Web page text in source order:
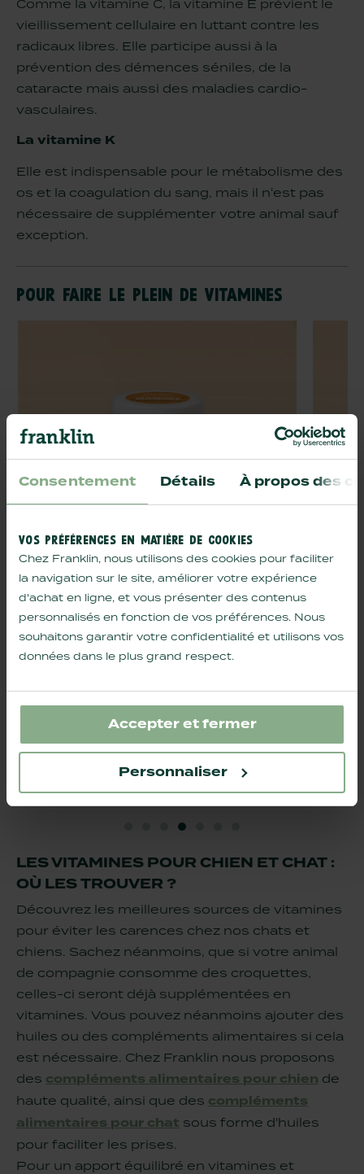
Consentement Détails À propos des
VOS PRÉFÉRENCES EN MATIÈRE DE COOKIES
Chez Franklin, nous utilisons des cookies pour faciliter
la navigation sur le site, améliorer votre expérience
d'achat en ligne, et vous présenter des contenus
personnalisés en fonction de vos préférences. Nous
souhaitons garantir votre confidentialité et utilisons vos
données dans le plus grand respect.
Accepter et fermer
Personnaliser
Comme la vitamine C, la vitamine E prévient le
vieillissement cellulaire en luttant contre les
radicaux libres. Elle participe aussi à la
prévention des démences séniles, de la
cataracte mais aussi des maladies cardio-
vasculaires.
La vitamine K
Elle est indispensable pour le métabolisme des
os et la coagulation du sang, mais il n'est pas
nécessaire de supplémenter votre animal sauf
exception.
POUR FAIRE LE PLEIN DE VITAMINES
compléments tout-en-un chien
gummies multivitamines
AJOUTER AU PANIER
14,90€
LES VITAMINES POUR CHIEN ET CHAT :
OÙ LES TROUVER ?
Découvrez les meilleures sources de vitamines
pour éviter les carences chez nos chats et
chiens. Sachez néanmoins, que si votre animal
de compagnie consomme des croquettes,
celles-ci seront déjà supplémentées en
vitamines. Vous pouvez néanmoins ajouter des
huiles ou des compléments alimentaires si cela
est nécessaire. Chez Franklin nous proposons
des compléments alimentaires pour chien de
haute qualité, ainsi que des compléments
alimentaires pour chat sous forme d'huiles
pour faciliter les prises.
Pour un apport équilibré en vitamines et